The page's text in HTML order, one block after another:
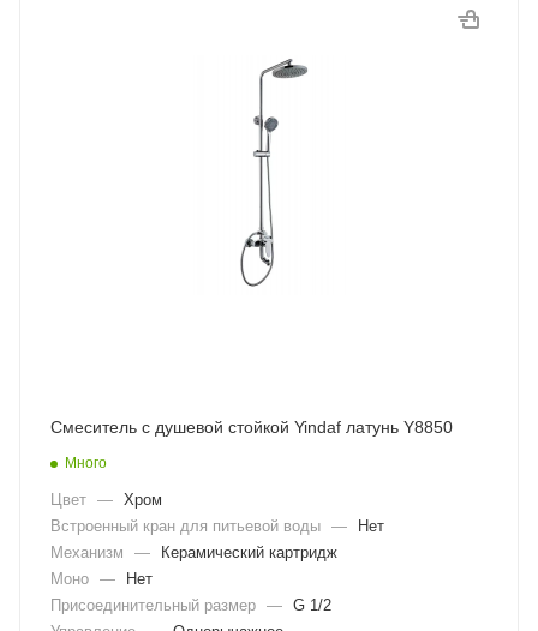
Смеситель с душевой стойкой Yindaf латунь Y8850
Много
Цвет — Хром
Встроенный кран для питьевой воды —
Нет
Механизм
—
Керамический картридж
Моно —
Нет
Присоединительный размер — G 1/2